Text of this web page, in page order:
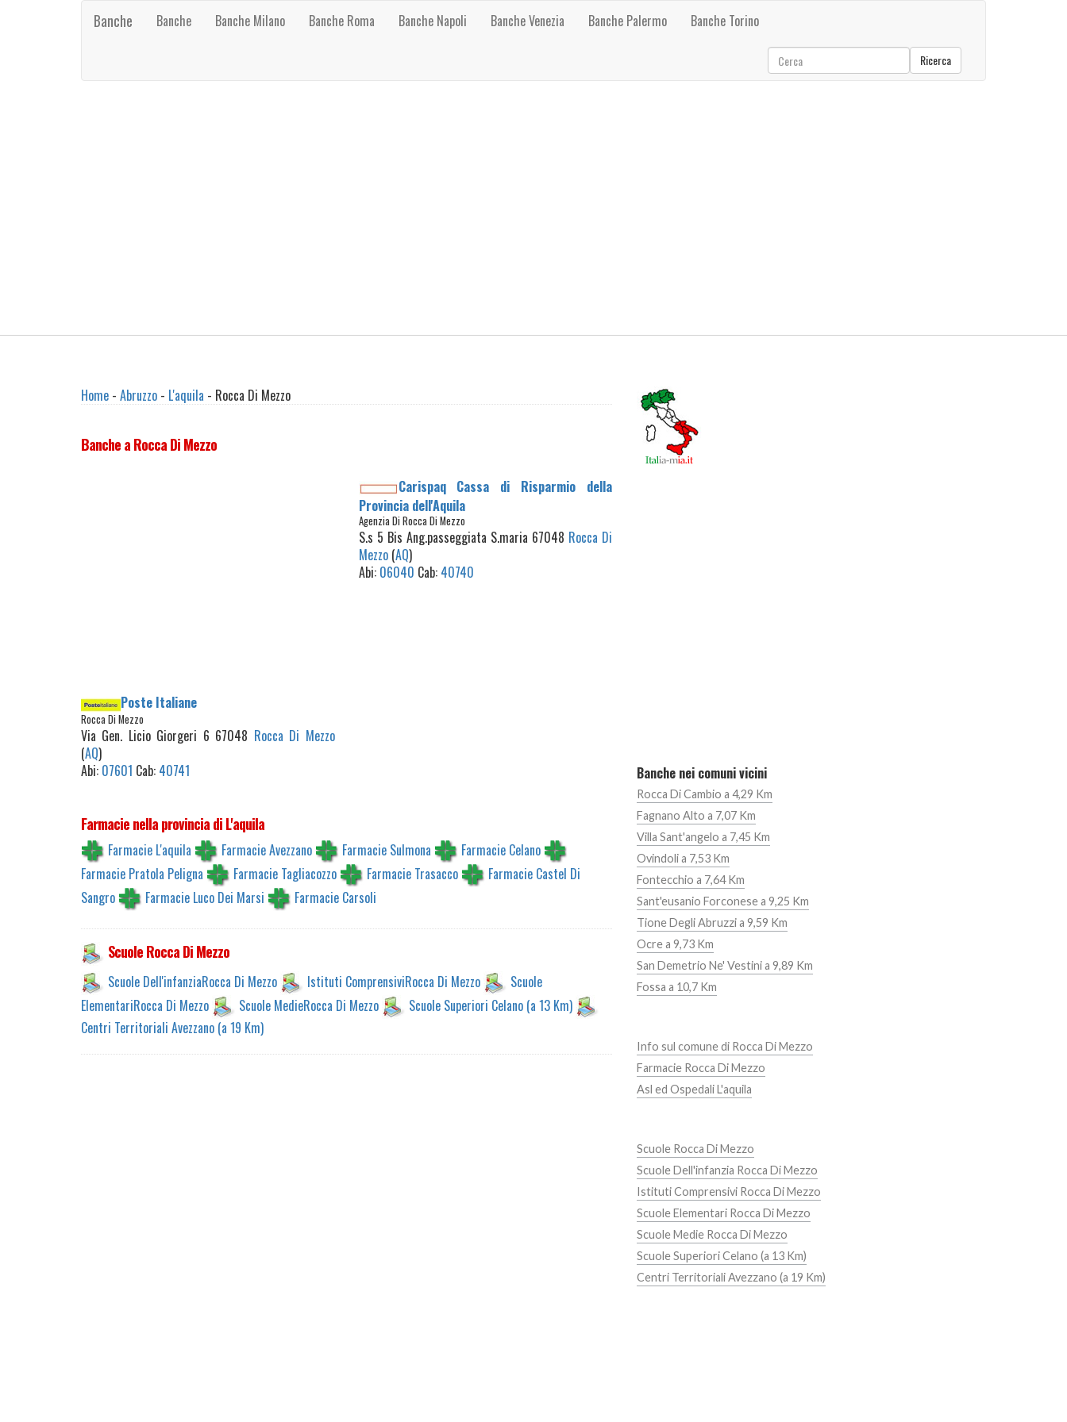
Banche Banche Banche Milano Banche Roma Banche Napoli Banche Venezia Banche Palermo Banche Torino
Ricerca
Home - Abruzzo - L'aquila - Rocca Di Mezzo
Banche a Rocca Di Mezzo
Carispaq Cassa di Risparmio della
Provincia dell'Aquila
Agenzia Di Rocca Di Mezzo
S.s 5 Bis Ang.passeggiata S.maria 67048 Rocca Di
Mezzo(AQ)
Abi: 06040 Cab: 40740
Poste Italiane
Rocca Di Mezzo
Via Gen. Licio Giorgeri 6 67048 Rocca Di Mezzo
(AQ)
Abi: 07601 Cab: 40741
Farmacie nella provincia di L'aquila
Farmacie L'aquila Farmacie Avezzano Farmacie Sulmona
Farmacie Celano
Farmacie Pratola Peligna
Farmacie Tagliacozzo Farmacie Trasacco
Farmacie Castel Di
Sangro
Farmacie Luco Dei Marsi Farmacie Carsoli
Scuole Rocca Di Mezzo
Scuole Dell'infanziaRocca Di Mezzo Istituti ComprensiviRocca Di Mezzo
Scuole
ElementariRocca Di Mezzo
Scuole MedieRocca Di Mezzo
Scuole Superiori Celano (a 13 Km)
Centri Territoriali Avezzano (a 19 Km)
Banche nei comuni vicini
Rocca Di Cambio a 4,29 Km
Fagnano Alto a 7,07 Km
Villa Sant'angelo a 7,45 Km
Ovindoli a 7,53 Km
Fontecchio a 7,64 Km
Sant'eusanio Forconese a 9,25 Km
Tione Degli Abruzzi a 9,59 Km
Ocre a 9,73 Km
San Demetrio Ne' Vestini a 9,89 Km
Fossa a 10,7 Km
Info sul comune di Rocca Di Mezzo
Farmacie Rocca Di Mezzo
Asl ed Ospedali L'aquila
Scuole Rocca Di Mezzo
Scuole Dell'infanzia Rocca Di Mezzo
Istituti Comprensivi Rocca Di Mezzo
Scuole Elementari Rocca Di Mezzo
Scuole Medie Rocca Di Mezzo
Scuole Superiori Celano (a 13 Km)
Centri Territoriali Avezzano (a 19 Km)